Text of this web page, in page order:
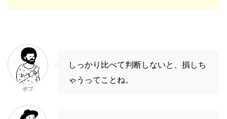
ボブ
しっかり比べて判断しないと、損しち
ゃうってことね。